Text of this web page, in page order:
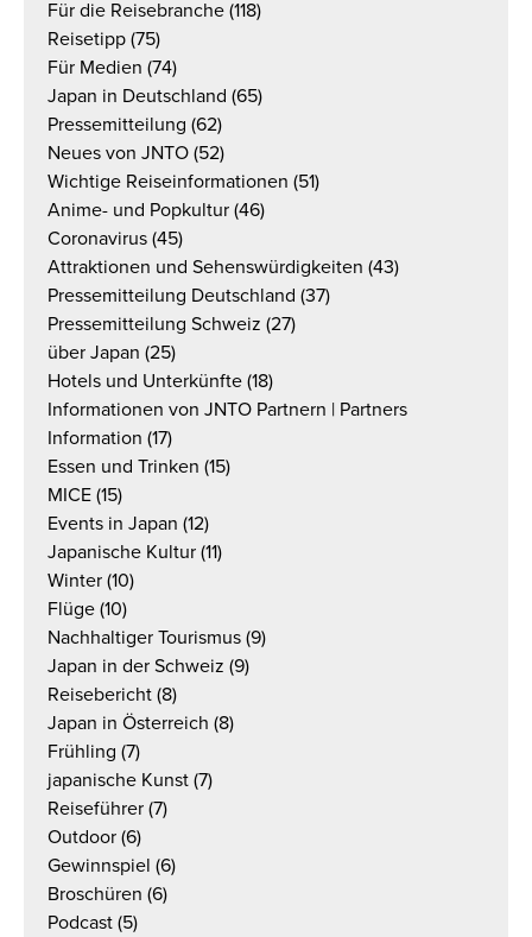
Für die Reisebranche (118)
Reisetipp (75)
Für Medien (74)
Japan in Deutschland (65)
Pressemitteilung (62)
Neues von JNTO (52)
Wichtige Reiseinformationen (51)
Anime- und Popkultur (46)
Coronavirus (45)
Attraktionen und Sehenswürdigkeiten (43)
Pressemitteilung Deutschland (37)
Pressemitteilung Schweiz (27)
über Japan (25)
Hotels und Unterkünfte (18)
Informationen von JNTO Partnern | Partners
Information (17)
Essen und Trinken (15)
MICE (15)
Events in Japan (12)
Japanische Kultur (11)
Winter (10)
Flüge (10)
Nachhaltiger Tourismus (9)
Japan in der Schweiz (9)
Reisebericht (8)
Japan in Österreich (8)
Frühling (7)
japanische Kunst (7)
Reiseführer (7)
Outdoor (6)
Gewinnspiel (6)
Broschüren (6)
Podcast (5)